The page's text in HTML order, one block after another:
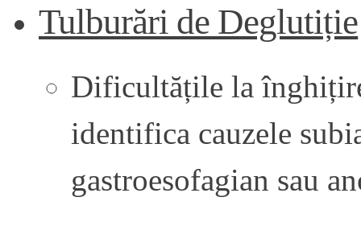
Tulburări de Deglutiție
Dificultățile la
identifica cauzele
gastroesofagian sau